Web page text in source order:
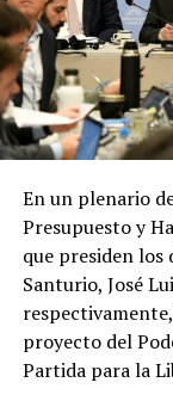
En un plenario
Presupuesto y
que presiden
Santurio, José
proyecto del
Partida para la